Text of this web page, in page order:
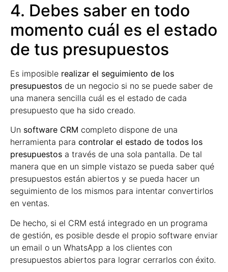
4. Debes saber en todo
momento cuál es el estado
de tus presupuestos
Es imposible realizar el seguimiento de los
presupuestos de un negocio si no se puede saber de
una manera sencilla cuál es el estado de cada
presupuesto que ha sido creado.
Un software CRM completo dispone de una
herramienta para controlar el estado de todos los
presupuestos a través de una sola pantalla. De tal
manera que en un simple vistazo se pueda saber qué
presupuestos están abiertos y se pueda hacer un
seguimiento de los mismos para intentar convertirlos
en ventas.
De hecho, si el CRM está integrado en un programa
de gestión, es posible desde el propio software enviar
un email o un WhatsApp a los clientes con
presupuestos abiertos para lograr cerrarlos con éxito.